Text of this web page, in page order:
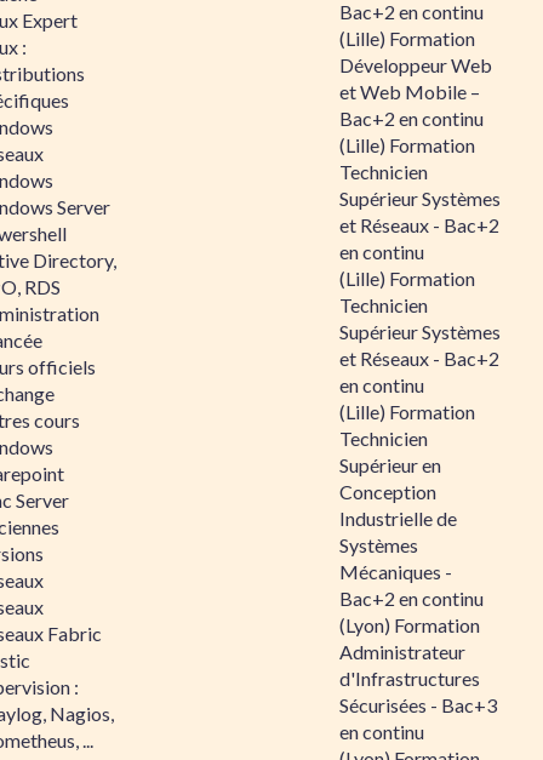
Expert
:
Server
Directory,
RDS
officiels
cours
Server
Fabric
:
Nagios,
...
Bac+2 en continu
(Lille) Formation
Développeur Web
et Web Mobile –
Bac+2 en continu
(Lille) Formation
Technicien
Supérieur Systèmes
et Réseaux - Bac+2
en continu
(Lille) Formation
Technicien
Supérieur Systèmes
et Réseaux - Bac+2
en continu
(Lille) Formation
Technicien
Supérieur en
Conception
Industrielle de
Systèmes
Mécaniques -
Bac+2 en continu
(Lyon) Formation
Administrateur
d'Infrastructures
Sécurisées - Bac+3
en continu